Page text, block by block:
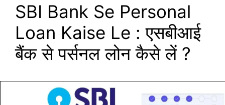
SBI Bank Se Personal
Loan Kaise Le : एसबीआई
बैंक से पर्सनल लोन कैसे लें ?